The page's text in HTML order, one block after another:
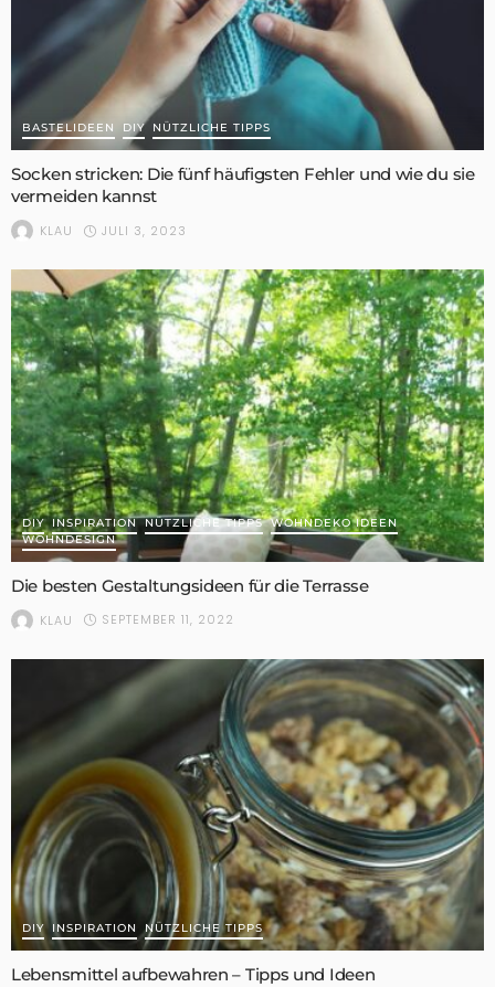
BASTELIDEEN DIY NÜTZLICHE TIPPS
Socken stricken: Die fünf häufigsten Fehler und wie du sie
vermeiden kannst
KLAU JULI 3, 2023
DIY INSPIRATION NÜTZLICHE TIPPS WOHNDEKO IDEEN
WOHNDESIGN
Die besten Gestaltungsideen für die Terrasse
KLAU SEPTEMBER 11, 2022
DIY INSPIRATION NÜTZLICHE TIPPS
Lebensmittel aufbewahren – Tipps und Ideen